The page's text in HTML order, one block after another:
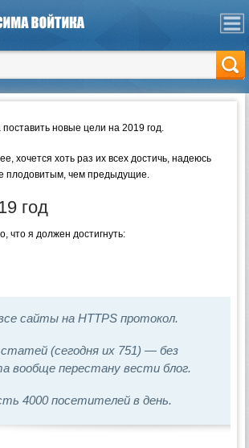
новые цели на 2019 год.
хочется хоть раз их всех достичь, надеюсь
плодовитым, чем предыдущие.
год
что я должен достигнуть:
сайты на HTTPS протокол.
(сегодня их 751) — без
вообще перестану вести блог.
4000 посетителей в день.